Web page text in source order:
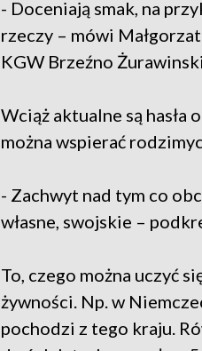
- Doceniają smak, na
rzeczy – mówi
KGW Brzeźno Żurawinski.
Wciąż aktualne są
można wspierać
- Zachwyt nad tym co
własne, swojskie –
To, czego można uczyć
żywności. Np. w
pochodzi z tego kraju.